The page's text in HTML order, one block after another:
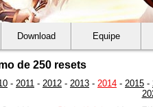
Download Equipe
de 250 resets
- 2011 - 2012 - 2013 - 2014 - 2015 -